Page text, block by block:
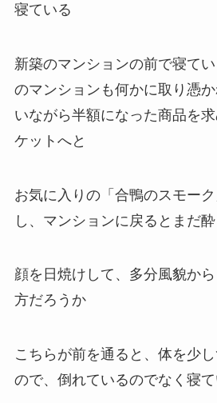
寝ている
新築のマンションの前で寝て
のマンションも何かに取り憑
いながら半額になった商品を
ケットへと
お気に入りの「合鴨のスモー
し、マンションに戻るとまだ
顔を日焼けして、多分風貌か
方だろうか
こちらが前を通ると、体を少
ので、倒れているのでなく寝